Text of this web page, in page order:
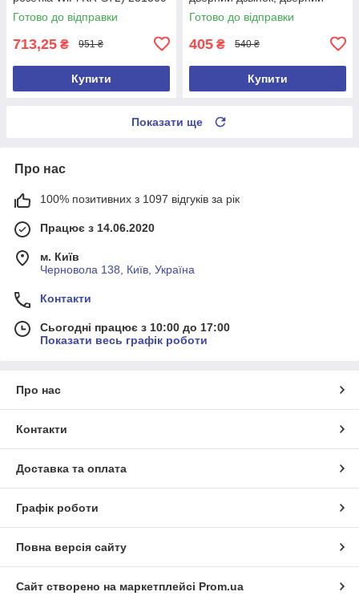
Готово до відправки
713,25 ₴ 951 ₴
Купити
дзвіночок
Готово до відправки
405 ₴ 540 ₴
Купити
Показати ще
Про нас
100% позитивних з 1097 відгуків за рік
Працює з 14.06.2020
м. Київ
Черновола 138, Київ, Україна
Контакти
Сьогодні працює з 10:00 до 17:00
Показати весь графік роботи
Про нас
Контакти
Доставка та оплата
Графік роботи
Повна версія сайту
Сайт створено на маркетплейсі Prom.ua